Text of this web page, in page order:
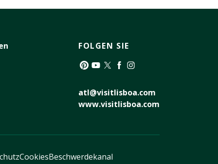
FOLGEN SIE
atl@visitlisboa.com
www.visitlisboa.com
CookiesBeschwerdekanal